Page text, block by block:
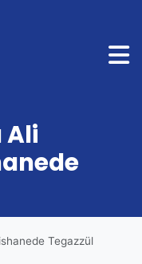
Ali
Tegazzül